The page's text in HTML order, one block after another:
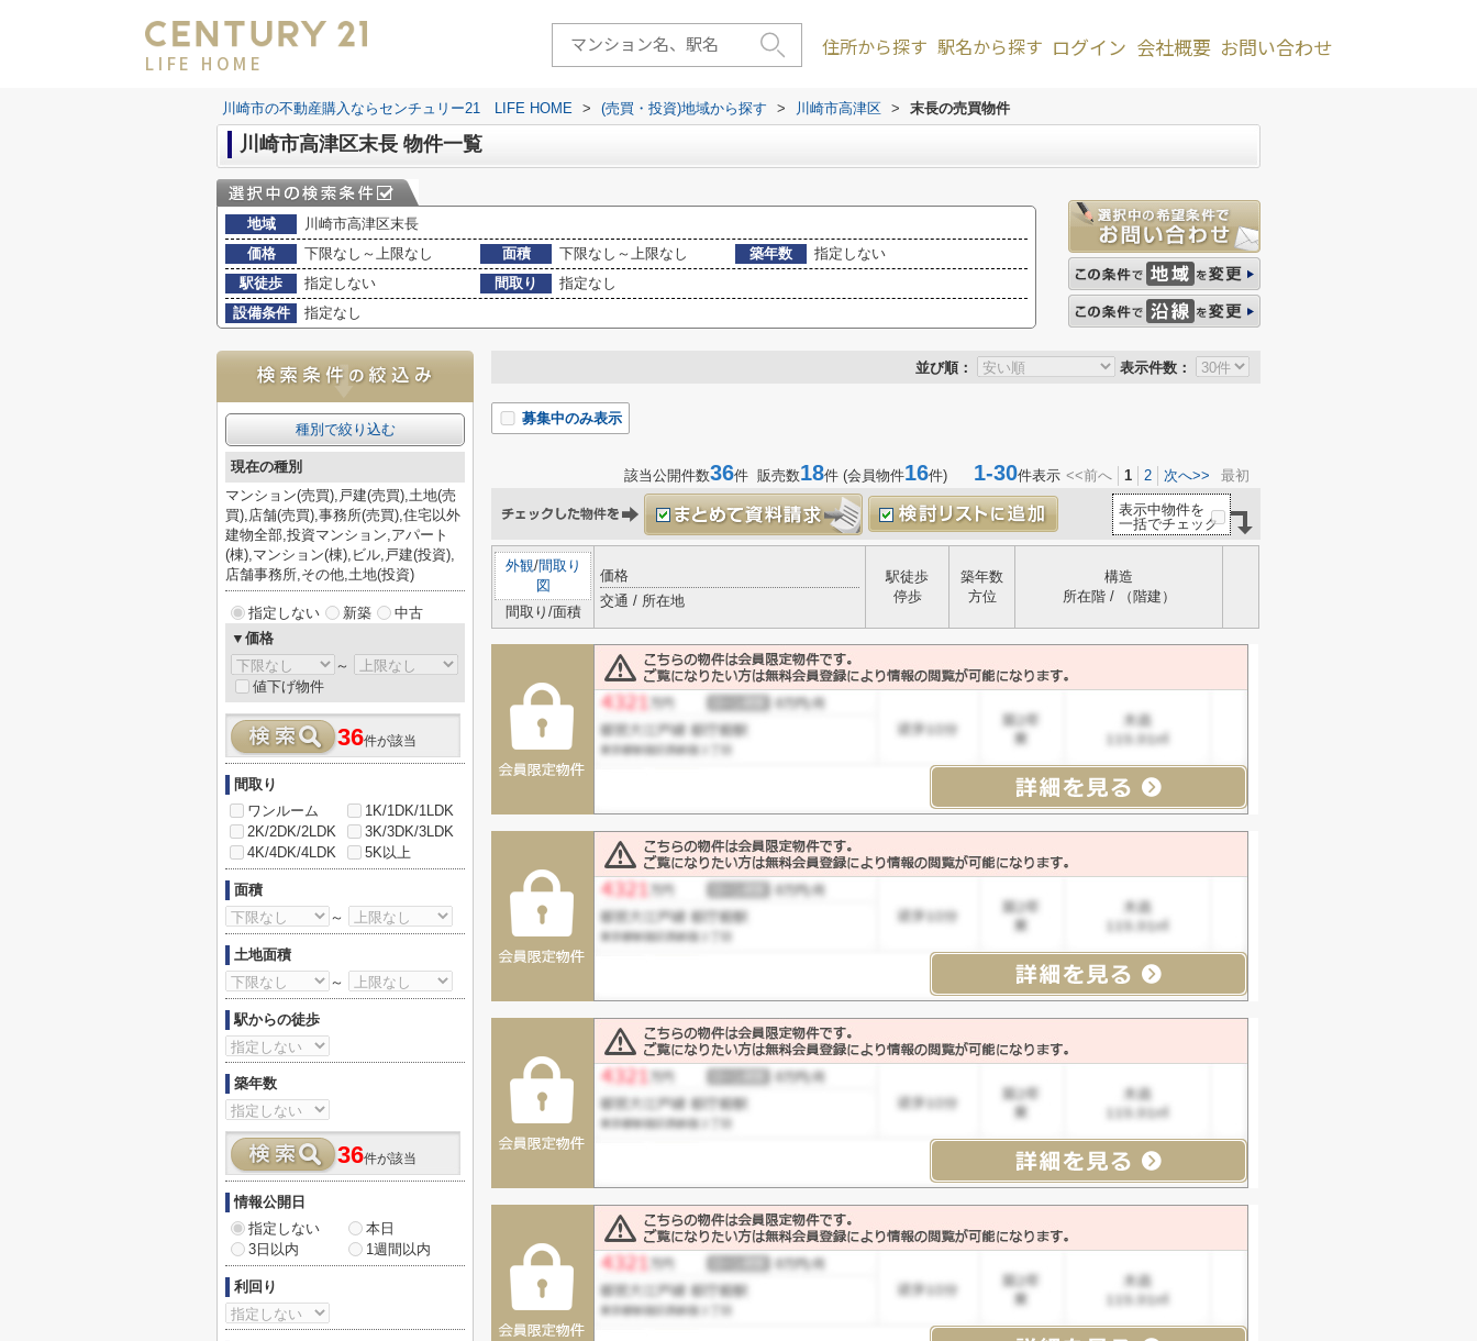
LIFE HOME
住所から探す 駅名から探す ログイン 会社概要 お問い合わせ
川崎市の不動産購入ならセンチュリー21 LIFE HOME > (売買・投資)地域から探す > 川崎市高津区 > 末長の売買物件
川崎市高津区末長 物件一覧
地域
川崎市高津区末長
価格
下限なし～上限なし 面積 下限なし～上限なし 築年数
指定しない
駅徒歩
指定しない 間取り
指定なし
設備条件
指定なし
並び順： 表示件数：
募集中のみ表示
該当公開件数36件 販売数18件 (会員物件16件) 1-30件表示 <<前へ 1 2 次へ>> 最初
表示中物件を
一括でチェック
外観/間取り
図
間取り/面積
価格
交通 / 所在地
駅徒歩
停歩
築年数
方位
構造
所在階 / （階建）
種別で絞り込む
現在の種別
マンション(売買),戸建(売買),土地(売
買),店舗(売買),事務所(売買),住宅以外
建物全部,投資マンション,アパート
(棟),マンション(棟),ビル,戸建(投資),
店舗事務所,その他,土地(投資)
指定しない 新築
中古
▼価格
～
値下げ物件
36件が該当
間取り
ワンルーム
1K/1DK/1LDK
2K/2DK/2LDK
3K/3DK/3LDK
4K/4DK/4LDK
5K以上
面積
～
土地面積
～
駅からの徒歩
築年数
36件が該当
情報公開日
指定しない
本日
3日以内
1週間以内
利回り